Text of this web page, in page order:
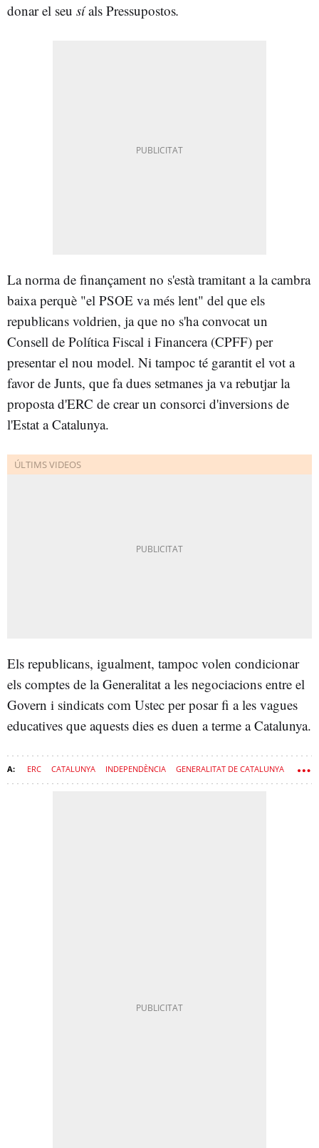
donar el seu síals Pressupostos.
La norma de finançament no s'està tramitant a la cambra
baixa perquè "el PSOE va més lent" del que els
republicans voldrien, ja que no s'ha convocat un
Consell de Política Fiscal i Financera (CPFF) per
presentar el nou model. Ni tampoc té garantit el vot a
favor de Junts, que fa dues setmanes ja va rebutjar la
proposta d'ERC de crear un consorci d'inversions de
l'Estat a Catalunya.
Els republicans, igualment, tampoc volen condicionar
els comptes de la Generalitat a les negociacions entre el
Govern i sindicats com Ustec per posar fi a les vagues
educatives que aquests dies es duen a terme a Catalunya.
ERC CATALUNYA INDEPENDÈNCIA GENERALITAT DE CATALUNYA